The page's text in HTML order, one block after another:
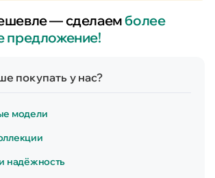
— сделаемболее
предложение!
покупать у нас?
модели
надёжность